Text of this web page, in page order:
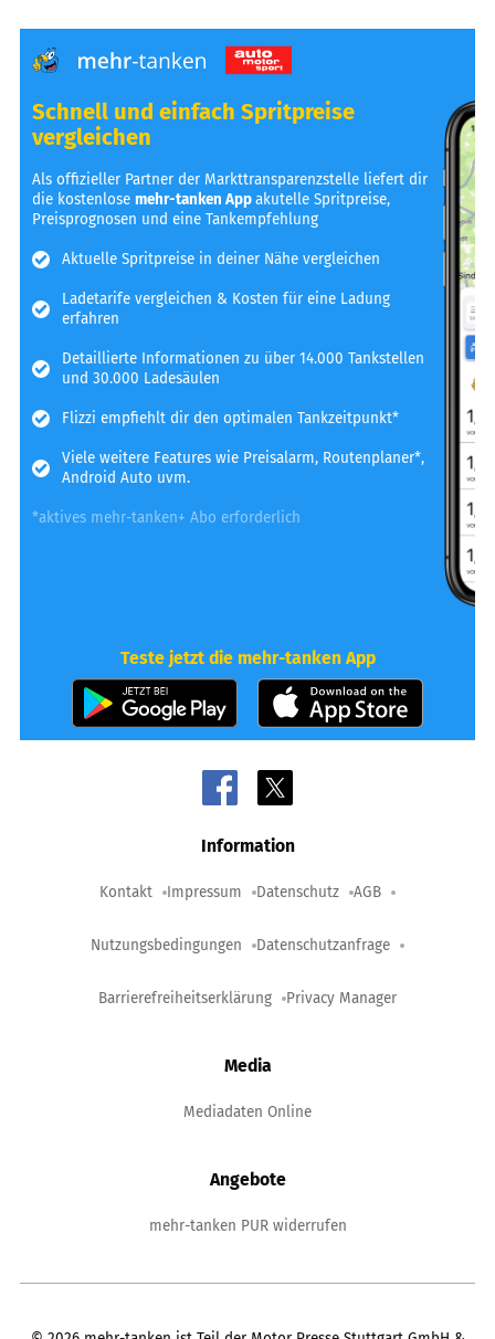
Schnell und einfach Spritpreise
vergleichen
Als offizieller Partner der Markttransparenzstelle liefert dir
die kostenlosemehr-tanken Appakutelle Spritpreise,
Preisprognosen und eine Tankempfehlung
Aktuelle Spritpreise in deiner Nähe vergleichen
Ladetarife vergleichen & Kosten für eine Ladung
erfahren
Detaillierte Informationen zu über 14.000 Tankstellen
und 30.000 Ladesäulen
Flizzi empfiehlt dir den optimalen Tankzeitpunkt*
Viele weitere Features wie Preisalarm, Routenplaner*,
Android Auto uvm.
*aktives mehr-tanken+ Abo erforderlich
Teste jetzt die mehr-tanken App
Information
Kontakt Impressum Datenschutz AGB
Nutzungsbedingungen Datenschutzanfrage
Barrierefreiheitserklärung Privacy Manager
Media
Mediadaten Online
Angebote
mehr-tanken PUR widerrufen